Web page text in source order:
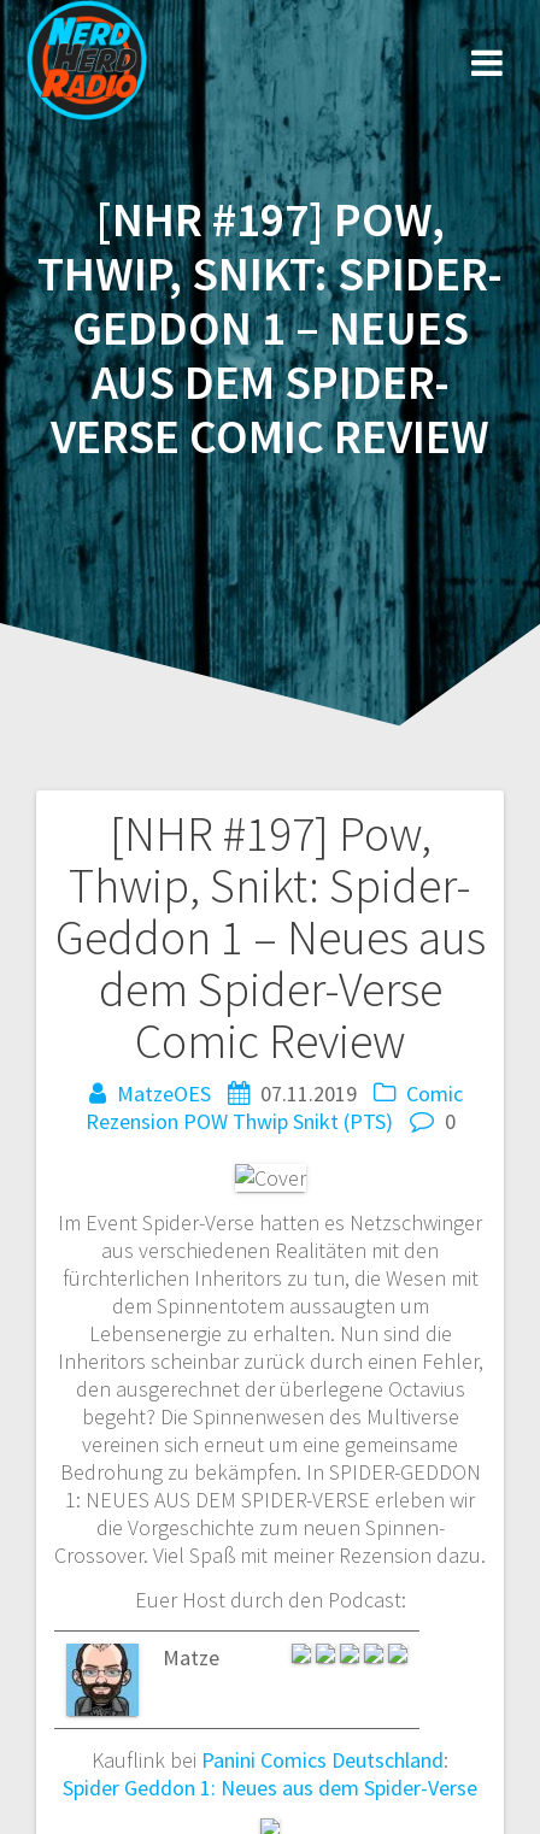
Zum
Inhalt
springen
[NHR #197] POW,
THWIP, SNIKT: SPIDER-
GEDDON 1 – NEUES
AUS DEM SPIDER-
VERSE COMIC REVIEW
[NHR #197] Pow,
Thwip, Snikt: Spider-
Geddon 1 – Neues aus
dem Spider-Verse
Comic Review
MatzeOES 07.11.2019
Comic
Rezension POW Thwip Snikt (PTS) 0
Im Event Spider-Verse hatten es Netzschwinger
aus verschiedenen Realitäten mit den
fürchterlichen Inheritors zu tun, die Wesen mit
dem Spinnentotem aussaugten um
Lebensenergie zu erhalten. Nun sind die
Inheritors scheinbar zurück durch einen Fehler,
den ausgerechnet der überlegene Octavius
begeht? Die Spinnenwesen des Multiverse
vereinen sich erneut um eine gemeinsame
Bedrohung zu bekämpfen. In SPIDER-GEDDON
1: NEUES AUS DEM SPIDER-VERSE erleben wir
die Vorgeschichte zum neuen Spinnen-
Crossover. Viel Spaß mit meiner Rezension dazu.
Euer Host durch den Podcast:
Matze
Kauflink bei Panini Comics Deutschland:
Spider Geddon 1: Neues aus dem Spider-Verse
Beitragsnavigation